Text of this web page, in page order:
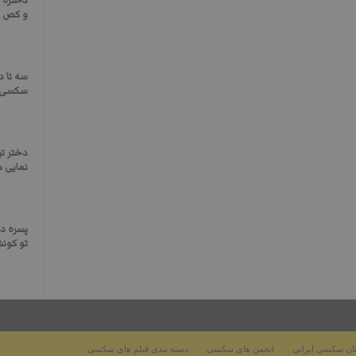
و کص
سه تا
سکسی
دختر
نمایی
پسره
تو
دسته بندی فیلم های سکسی انجمن های سکسی سکسی ایرانی